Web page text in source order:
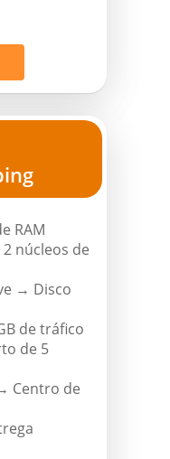
RAM
núcleos de
→ Disco
de tráfico
de 5
Centro de